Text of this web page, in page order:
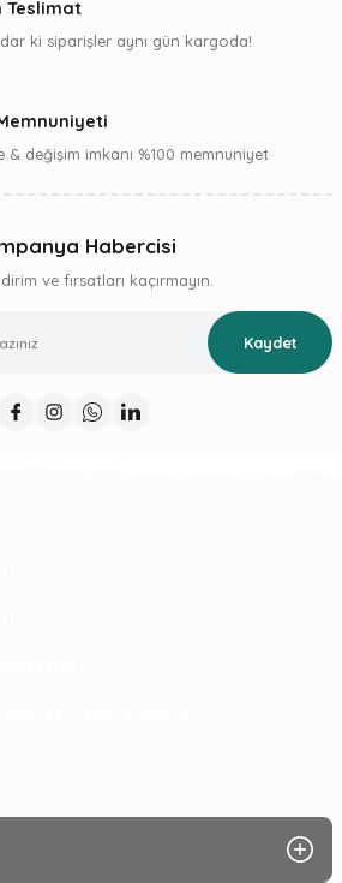
Teslimat
ki siparişler aynı gün kargoda!
& değişim imkanı %100 memnuniyet
Habercisi
ve fırsatları kaçırmayın.
Kaydet